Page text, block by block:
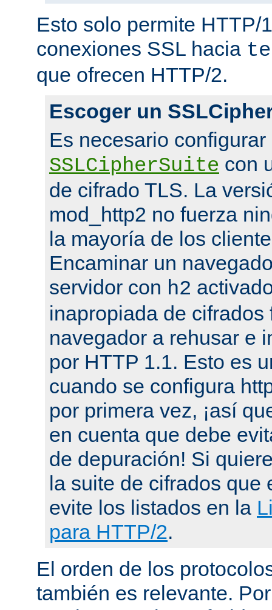
Esto solo permite HTTP/
conexiones SSL hacia
que ofrecen HTTP/2.
Escoger un
Es necesario configurar
SSLCipherSuite con
de cifrado TLS. La
mod_http2 no fuerza
la mayoría de los
Encaminar un
servidor con h2
inapropiada de cifrados
navegador a rehusar e
por HTTP 1.1. Esto es
cuando se configura
por primera vez, ¡así
en cuenta que debe
de depuración! Si
la suite de cifrados que
evite los listados en la
para HTTP/2.
El orden de los
también es relevante.